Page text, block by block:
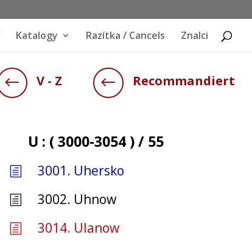
Katalogy Razítka / Cancels Znalci
# V - Z # Recommandiert
U : ( 3000-3054 ) / 55
h 3001. Uhersko
h 3002. Uhnow
h 3014. Ulanow